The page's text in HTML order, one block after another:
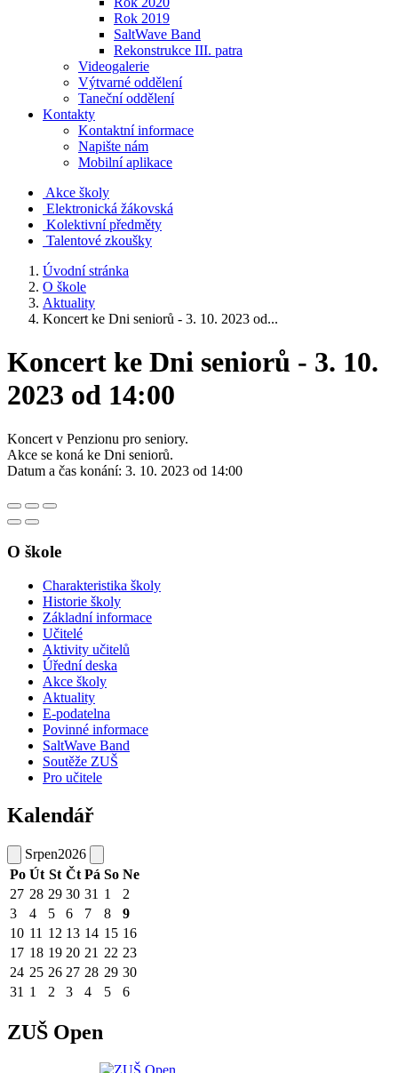
Rok 2019
SaltWave Band
Rekonstrukce III. patra
Videogalerie
Výtvarné oddělení
Taneční oddělení
Kontakty
Kontaktní informace
Napište nám
Mobilní aplikace
Akce školy
Elektronická žákovská
Kolektivní předměty
Talentové zkoušky
Úvodní stránka
O škole
Aktuality
Koncert ke Dni seniorů - 3. 10. 2023 od...
Koncert ke Dni seniorů - 3. 10.
2023 od 14:00
Koncert v Penzionu pro seniory.
Akce se koná ke Dni seniorů.
Datum a čas konání: 3. 10. 2023 od 14:00
O škole
Charakteristika školy
Historie školy
Základní informace
Učitelé
Aktivity učitelů
Úřední deska
Akce školy
Aktuality
E-podatelna
Povinné informace
SaltWave Band
Soutěže ZUŠ
Pro učitele
Kalendář
Srpen2026
Po Út St Čt Pá So Ne
27 28 29 30 31 1
2
3
4 5 6 7 8
9
10 11 12 13 14 15 16
17 18 19 20 21 22 23
24 25 26 27 28 29 30
31 1 2 3 4 5 6
ZUŠ Open